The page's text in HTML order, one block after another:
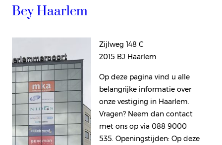
Bey Haarlem
Zijlweg 148 C
2015 BJ Haarlem
Op deze pagina vind u alle
belangrijke informatie over
onze vestiging in Haarlem.
Vragen? Neem dan contact
met ons op via 088 9000
535. Openingstijden: Op deze